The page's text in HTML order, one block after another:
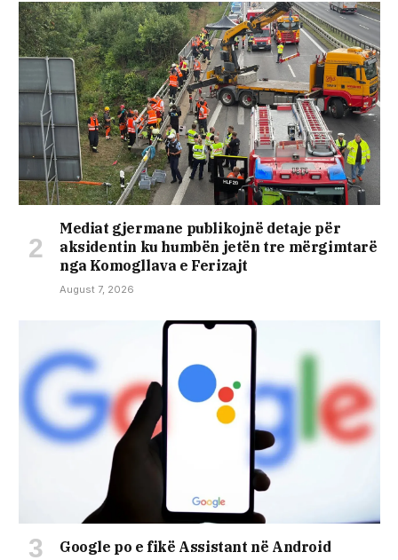
Mediat gjermane publikojnë detaje për
aksidentin ku humbën jetën tre mërgimtarë
nga Komogllava e Ferizajt
August 7, 2026
Google po e fikë Assistant në Android